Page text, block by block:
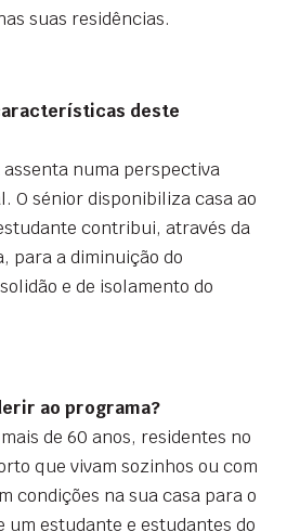
suas residências.
deste
numa perspectiva
O sénior disponibiliza casa ao
contribui, através da
para a diminuição do
e de isolamento do
ao programa?
de 60 anos, residentes no
que vivam sozinhos ou com
condições na sua casa para o
um estudante e estudantes do